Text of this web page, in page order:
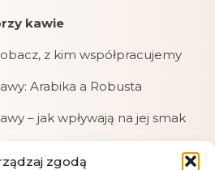
zgodą
kawie
z kim współpracujemy
Arabika a Robusta
– jak wpływają na jej smak